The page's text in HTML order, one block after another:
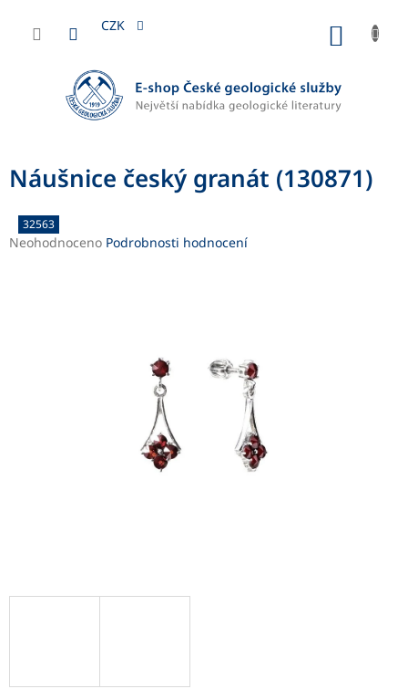
obsah
CZK
Náušnice český granát (130871)
32563
Průměrné
Neohodnoceno Podrobnosti hodnocení